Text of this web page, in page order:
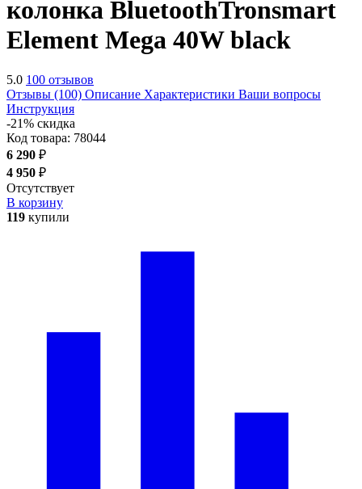
колонка BluetoothTronsmart
Element Mega 40Wblack
5.0 100 отзывов
Отзывы (100) Описание Характеристики Ваши вопросы
Инструкция
-21% скидка
Код товара: 78044
6 290 ₽
4 950 ₽
Отсутствует
В корзину
119 купили